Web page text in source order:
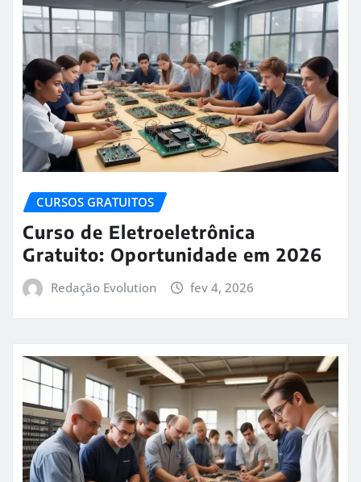
CURSOS GRATUITOS
Curso de Eletroeletrônica
Gratuito: Oportunidade em 2026
Redação Evolution fev 4, 2026